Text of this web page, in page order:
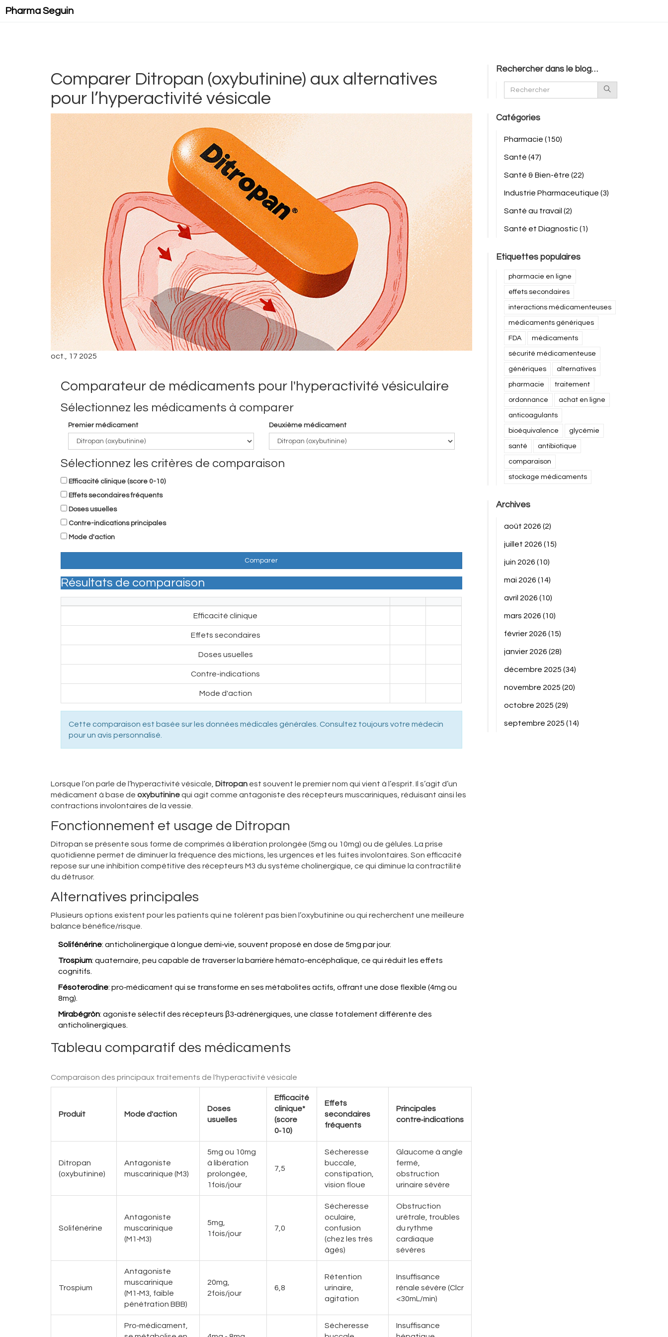
Pharma Seguin
Comparer Ditropan (oxybutinine) aux alternatives
pour l’hyperactivité vésicale
oct., 17 2025
Comparateur de médicaments pour l'hyperactivité vésiculaire
Sélectionnez les médicaments à comparer
Premier médicament Deuxième médicament
Sélectionnez les critères de comparaison
Efficacité clinique (score 0-10)
Effets secondaires fréquents
Doses usuelles
Contre-indications principales
Mode d'action
Comparer
Résultats de comparaison
Efficacité clinique
Effets secondaires
Doses usuelles
Contre-indications
Mode d'action
Cette comparaison est basée sur les données médicales générales. Consultez toujours votre médecin
pour un avis personnalisé.
Lorsque l’on parle de l’hyperactivité vésicale, Ditropan est souvent le premier nom qui vient à l’esprit. Il s’agit d’un
médicament à base de oxybutininequi agit comme antagoniste des récepteurs muscariniques, réduisant ainsi les
contractions involontaires de la vessie.
Fonctionnement et usage de Ditropan
Ditropan se présente sous forme de comprimés à libération prolongée (5mg ou 10mg) ou de gélules. La prise
quotidienne permet de diminuer la fréquence des mictions, les urgences et les fuites involontaires. Son efficacité
repose sur une inhibition compétitive des récepteurs M3 du système cholinergique, ce qui diminue la contractilité
du détrusor.
Alternatives principales
Plusieurs options existent pour les patients qui ne tolèrent pas bien l’oxybutinine ou qui recherchent une meilleure
balance bénéfice/risque.
Solifénérine: anticholinergique à longue demi‑vie, souvent proposé en dose de 5mg par jour.
Trospium: quaternaire, peu capable de traverser la barrière hémato‑encéphalique, ce qui réduit les effets
cognitifs.
Fésoterodine: pro‑médicament qui se transforme en ses métabolites actifs, offrant une dose flexible (4mg ou
8mg).
Mirabégròn: agoniste sélectif des récepteurs β3‑adrénergiques, une classe totalement différente des
anticholinergiques.
Tableau comparatif des médicaments
Comparaison des principaux traitements de l'hyperactivité vésicale
Produit Mode d'action
Doses
usuelles
Efficacité
clinique*
(score
0‑10)
Effets
secondaires
fréquents
Principales
contre‑indications
Ditropan
(oxybutinine)
Antagoniste
muscarinique (M3)
5mg ou 10mg
à libération
prolongée,
1fois/jour
7,5
Sécheresse
buccale,
constipation,
vision floue
Glaucome à angle
fermé,
obstruction
urinaire sévère
Solifénérine
Antagoniste
muscarinique
(M1‑M3)
5mg,
1fois/jour
7,0
Sécheresse
oculaire,
confusion
(chez les très
âgés)
Obstruction
urétrale, troubles
du rythme
cardiaque
sévères
Trospium
Antagoniste
muscarinique
(M1‑M3, faible
pénétration BBB)
20mg,
2fois/jour
6,8
Rétention
urinaire,
agitation
Insuffisance
rénale sévère (Clcr
<30mL/min)
Pro‑médicament,
Sécheresse
Insuffisance
Rechercher dans le blog…
Catégories
Pharmacie (150)
Santé (47)
Santé & Bien-être (22)
Industrie Pharmaceutique (3)
Santé au travail (2)
Santé et Diagnostic(1)
Etiquettes populaires
pharmacie en ligne
effets secondaires
interactions médicamenteuses
médicaments génériques
FDA médicaments
sécurité médicamenteuse
génériques alternatives
pharmacie traitement
ordonnance achat en ligne
anticoagulants
bioéquivalence glycémie
santé antibiotique
comparaison
stockage médicaments
Archives
août 2026 (2)
juillet 2026 (15)
juin 2026 (10)
mai 2026 (14)
avril 2026 (10)
mars 2026 (10)
février 2026 (15)
janvier 2026 (28)
décembre 2025 (34)
novembre 2025 (20)
octobre 2025 (29)
septembre 2025 (14)